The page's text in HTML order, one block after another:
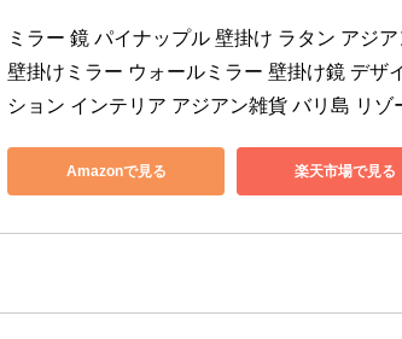
ミラー 鏡 パイナップル 壁掛け ラタン アジ
壁掛けミラー ウォールミラー 壁掛け鏡 デザ
ション インテリア アジアン雑貨 バリ島 リ
Amazonで見る 楽天市場で見る